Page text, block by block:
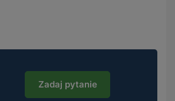
Zadaj pytanie